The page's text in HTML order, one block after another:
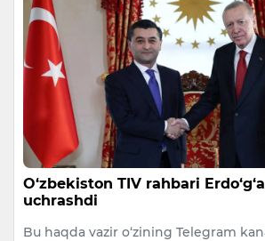
O‘zbekiston TIV rahbari
uchrashdi
Bu haqda vazir o‘zining Telegram